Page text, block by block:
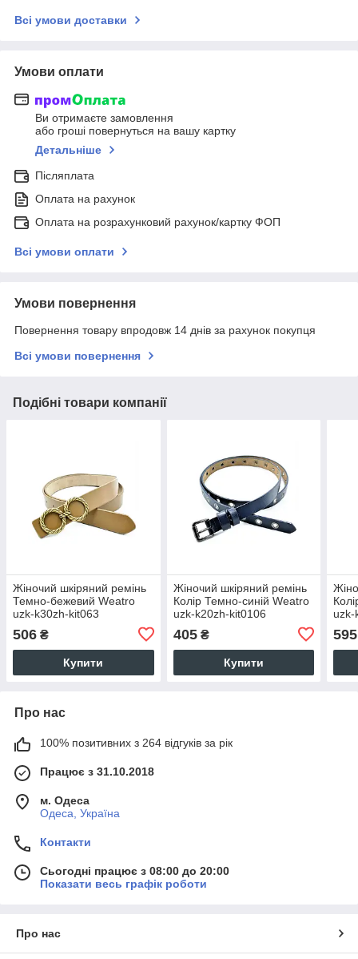
Всі умови доставки
Умови оплати
Ви отримаєте замовлення
або гроші повернуться на вашу картку
Детальніше
Післяплата
Оплата на рахунок
Оплата на розрахунковий рахунок/картку ФОП
Всі умови оплати
Умови повернення
Повернення товару впродовж 14 днів за рахунок покупця
Всі умови повернення
Подібні товари компанії
Жіночий шкіряний ремінь
Темно-бежевий Weatro
uzk-k30zh-kit063
506 ₴
Купити
Жіночий шкіряний ремінь
Колір Темно-синій Weatro
uzk-k20zh-kit0106
405₴
Купити
uzk-
595
Про нас
100% позитивних з 264 відгуків за рік
Працює з 31.10.2018
м. Одеса
Одеса, Україна
Контакти
Сьогодні працює з 08:00 до 20:00
Показати весь графік роботи
Про нас